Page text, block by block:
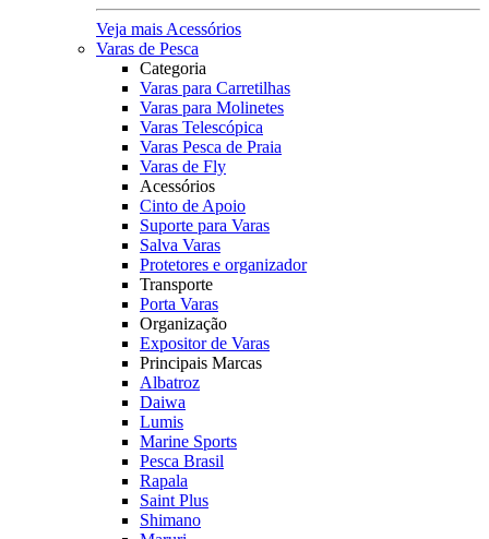
Veja mais Acessórios
Varas de Pesca
Categoria
Varas para Carretilhas
Varas para Molinetes
Varas Telescópica
Varas Pesca de Praia
Varas de Fly
Acessórios
Cinto de Apoio
Suporte para Varas
Salva Varas
Protetores e organizador
Transporte
Porta Varas
Organização
Expositor de Varas
Principais Marcas
Albatroz
Daiwa
Lumis
Marine Sports
Pesca Brasil
Rapala
Saint Plus
Shimano